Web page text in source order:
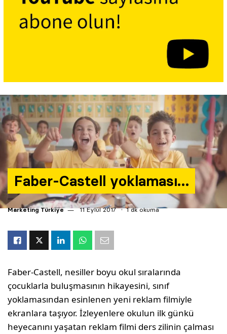
Faber-Castell yoklaması…
Marketing Türkiye 11 Eylül 2017 1 dk okuma
Faber-Castell, nesiller boyu okul sıralarında
çocuklarla buluşmasının hikayesini, sınıf
yoklamasından esinlenen yeni reklam filmiyle
ekranlara taşıyor. İzleyenlere okulun ilk günkü
heyecanını yaşatan reklam filmi ders zilinin çalması
Etkinlikler
Araştırma